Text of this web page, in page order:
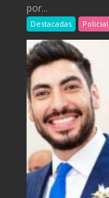
por...
Destacadas